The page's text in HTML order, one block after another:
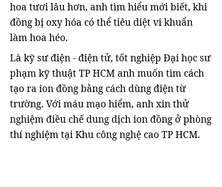
hoa tươi lâu hơn, anh tìm hiểu mới biết, khi
đồng bị oxy hóa có thể tiêu diệt vi khuẩn
làm hoa héo.
Là kỹ sư điện - điện tử, tốt nghiệp Đại học sư
phạm kỹ thuật TP HCM anh muốn tìm cách
tạo ra ion đồng bằng cách dùng điện từ
trường. Với máu mạo hiểm, anh xin thử
nghiệm điều chế dung dịch ion đồng ở phòng
thí nghiệm tại Khu công nghệ cao TP HCM.